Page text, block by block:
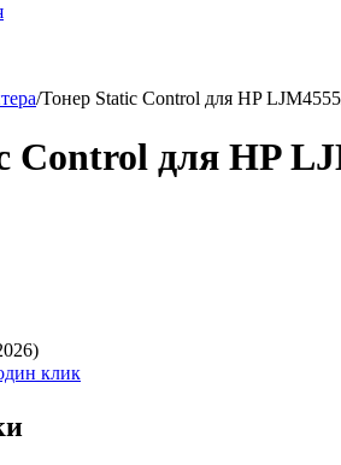
/Тонер Static Control для HP
Control для HP
клик